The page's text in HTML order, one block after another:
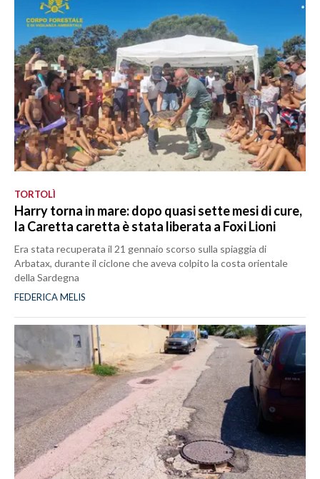
TORTOLÌ
Harry torna in mare: dopo quasi sette mesi di cure,
la Caretta caretta è stata liberata a Foxi Lioni
Era stata recuperata il 21 gennaio scorso sulla spiaggia di
Arbatax, durante il ciclone che aveva colpito la costa orientale
della Sardegna
FEDERICA MELIS